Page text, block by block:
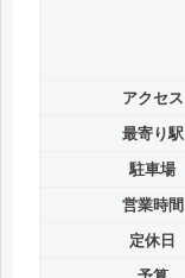
アクセス
最寄り駅
駐車場
営業時間
定休日